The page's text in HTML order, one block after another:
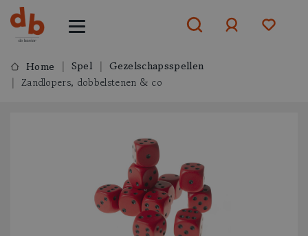
Home Spel
Gezelschapsspellen
Zandlopers, dobbelstenen & co